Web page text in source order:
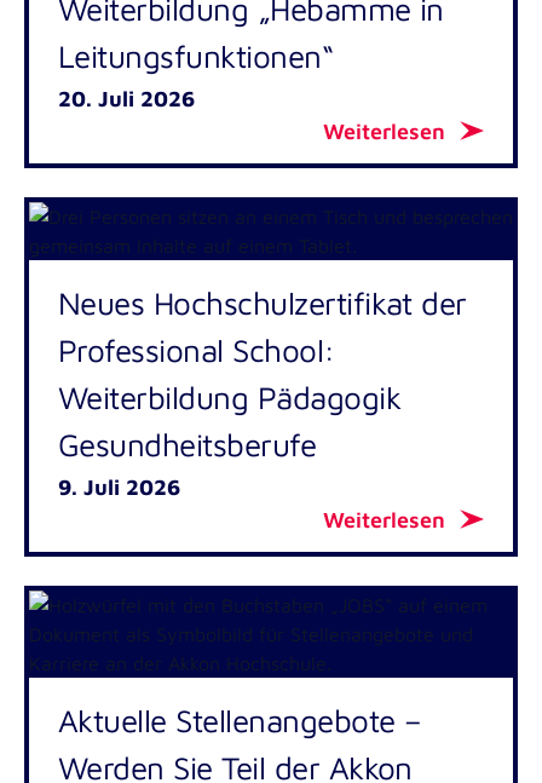
Weiterbildung „Hebamme in
Leitungsfunktionen“
20. Juli 2026
Weiterlesen
Neues Hochschulzertifikat der
Professional School:
Weiterbildung Pädagogik
Gesundheitsberufe
9. Juli 2026
Weiterlesen
Aktuelle Stellenangebote –
Werden Sie Teil der Akkon